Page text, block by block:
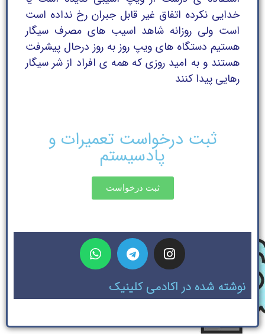
خدایی نکرده اتفاق غیر قابل جبران رخ نداده است
است ولی روزانه شاهد اسیب های مصرف سیگار
هستیم دستگاه های ویپ روز به روز درحال پیشرفت
هستند و به امید روزی که همه ی افراد از شر سیگار
رهایی پیدا کنند
ثبت درخواست تعمیرات و
پادسیستم
ثبت درخواست
نوشته شده در اکادمی کلینیک